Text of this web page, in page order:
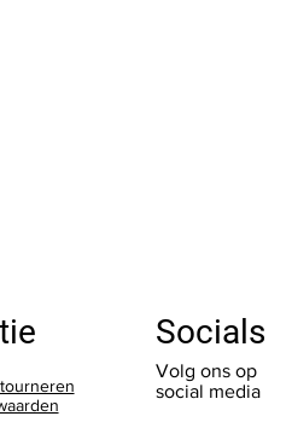
Socials
Volg ons op
social media